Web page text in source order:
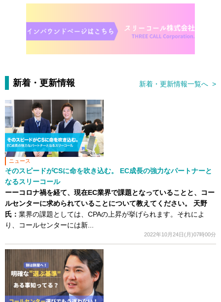
新着・更新情報 新着・更新情報一覧へ >
ニュース
そのスピードがCSに命を吹き込む。 EC成長の強力なパートナーと
なるスリーコール
ーーコロナ禍を経て、現在EC業界で課題となっていることと、コー
ルセンターに求められていることについて教えてください。
天野
氏： 業界の課題としては、CPAの上昇が挙げられます。それによ
り、コールセンターには新...
2022年10月24日(月)07時00分